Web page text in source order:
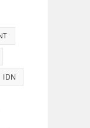
IDN